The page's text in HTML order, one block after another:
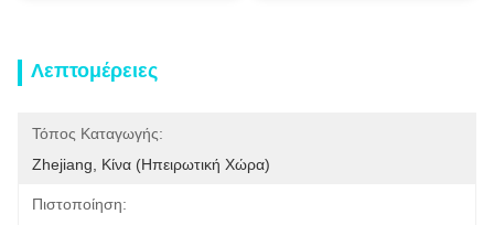
Λεπτομέρειες
Τόπος Καταγωγής:
Zhejiang, Κίνα (ηπειρωτική Χώρα)
Πιστοποίηση: